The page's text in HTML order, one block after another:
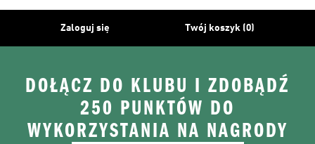
Zaloguj się Twój koszyk (0)
DOŁĄCZ DO KLUBU I ZDOBĄDŹ
250 PUNKTÓW DO
WYKORZYSTANIA NA NAGRODY